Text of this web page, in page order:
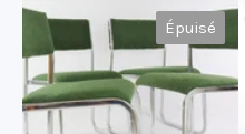
Épuisé